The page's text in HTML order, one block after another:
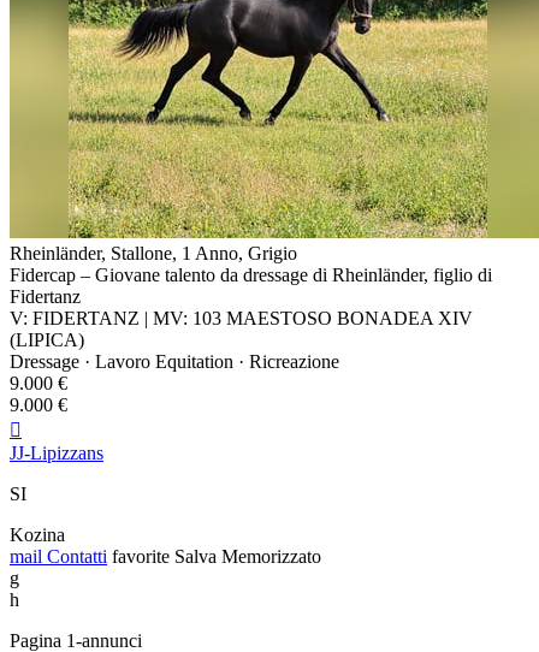
Rheinländer, Stallone, 1 Anno, Grigio
Fidercap – Giovane talento da dressage di Rheinländer, figlio di
Fidertanz
V: FIDERTANZ | MV: 103 MAESTOSO BONADEA XIV
(LIPICA)
Dressage · Lavoro Equitation · Ricreazione
9.000 €
9.000 €

JJ-Lipizzans
SI
Kozina
mail Contatti favorite Salva Memorizzato
g
h
Pagina 1-annunci